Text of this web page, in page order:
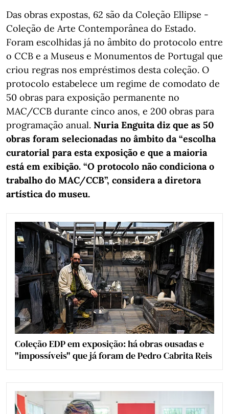
Das obras expostas, 62 são da Coleção Ellipse -
Coleção de Arte Contemporânea do Estado.
Foram escolhidas já no âmbito do protocolo entre
o CCB e a Museus e Monumentos de Portugal que
criou regras nos empréstimos desta coleção. O
protocolo estabelece um regime de comodato de
50 obras para exposição permanente no
MAC/CCB durante cinco anos, e 200 obras para
programação anual. Nuria Enguita diz que as 50
obras foram selecionadas no âmbito da “escolha
curatorial para esta exposição e que a maioria
está em exibição. “O protocolo não condiciona o
trabalho do MAC/CCB”, considera a diretora
artística do museu.
Coleção EDP em exposição: há obras ousadas e
"impossíveis" que já foram de Pedro Cabrita Reis